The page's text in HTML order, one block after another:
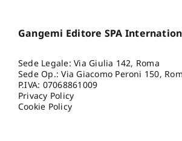
Gangemi Editore SPA
Sede Legale: Via Giulia 142, Roma
Sede Op.: Via Giacomo Peroni 150,
P.IVA: 07068861009
Privacy Policy
Cookie Policy